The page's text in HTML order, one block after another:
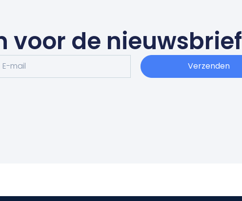
voor de nieuwsbrief
Verzenden